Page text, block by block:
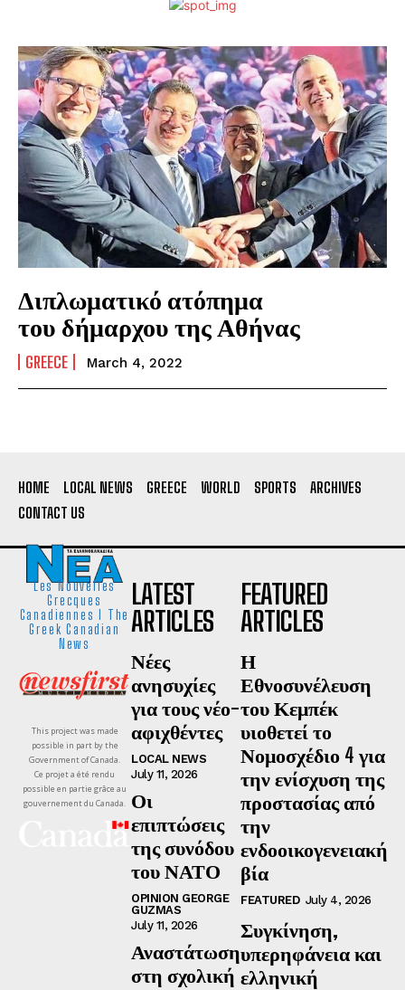
Διπλωματικό ατόπημα
του δήμαρχου της Αθήνας
GREECE March 4, 2022
HOME LOCAL NEWS GREECE WORLD SPORTS
ARCHIVES
CONTACT US
Les Nouvelles
Grecques
Canadiennes I The
Greek Canadian
News
This project was made
possible in part by the
Government of Canada.
Ce projet a été rendu
possible en partie grâce au
gouvernement du Canada.
LATEST
ARTICLES
Νέες
ανησυχίες
για τους νέο-
αφιχθέντες
LOCAL NEWS
July 11, 2026
Οι
επιπτώσεις
της συνόδου
του ΝΑΤΟ
OPINION GEORGE
GUZMAS
July 11, 2026
Αναστάτωση
στη σχολική
FEATURED
ARTICLES
Η
Εθνοσυνέλευση
του Κεμπέκ
υιοθετεί το
Νομοσχέδιο 4 για
την ενίσχυση της
προστασίας από
την
ενδοοικογενειακή
βία
FEATURED July 4, 2026
Συγκίνηση,
υπερηφάνεια και
ελληνική